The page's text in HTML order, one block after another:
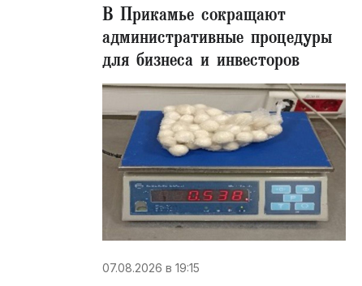
В Прикамье сокращают
административные процедуры
для бизнеса и инвесторов
07.08.2026 в 19:15